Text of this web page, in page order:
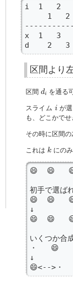
i  1   2
1   2
x  1   3   6
d    2   3
区間より
区間 di
di を通る
スライム iが選
も、どこかで
その時に区間
これは k
kにの
😄  😄
初手で選ば
😄  😄
↓
😄  😄
いくつか合
・   😄
↓
😄<-->